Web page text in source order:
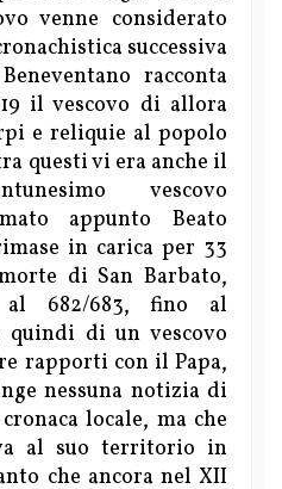
venne considerato
successiva
racconta
il vescovo di allora
e reliquie al popolo
questi vi era anche il
vescovo
appunto Beato
in carica per 33
di San Barbato,
al 682/683, fino al
di un vescovo
rapporti con il Papa,
nessuna notizia di
locale, ma che
al suo territorio in
che ancora nel XII